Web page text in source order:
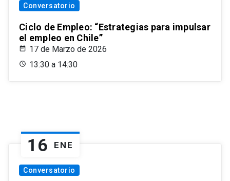
Conversatorio
Ciclo de Empleo: “Estrategias para impulsar
el empleo en Chile”
17 de Marzo de 2026
13:30 a 14:30
16 ENE
Conversatorio